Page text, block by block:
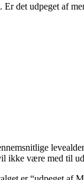
det udpeget af
være med til